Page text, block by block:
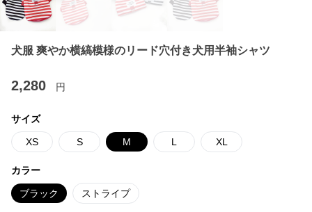
犬服 爽やか横縞模様のリード穴付き犬用半袖シャツ
2,280 円
サイズ
XS S M L XL
カラー
ブラック ストライプ